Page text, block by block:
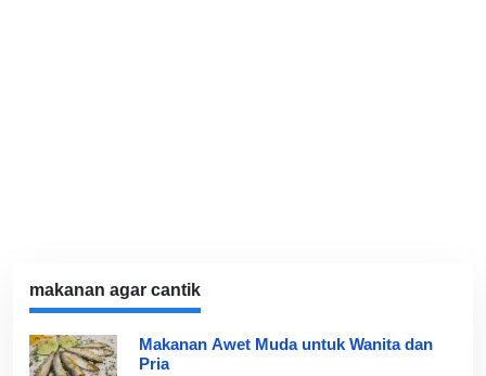
makanan agar cantik
Makanan Awet Muda untuk Wanita dan
Pria